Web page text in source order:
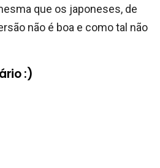
que os japoneses, de
não é boa e como tal não
:)